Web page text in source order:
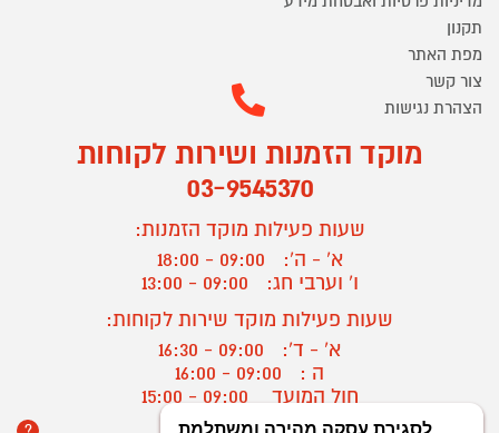
תקנון
מפת האתר
צור קשר
הצהרת נגישות
מוקד הזמנות ושירות לקוחות
03-9545370
שעות פעילות מוקד הזמנות:
א' - ה':
09:00 - 18:00
ו' וערבי חג:
09:00 - 13:00
שעות פעילות מוקד שירות לקוחות:
א' - ד':
09:00 - 16:30
ה :
09:00 - 16:00
חול המועד